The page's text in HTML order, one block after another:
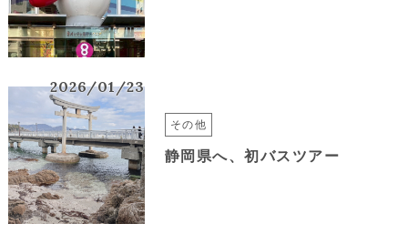
2026/01/23
その他
静岡県へ、初バスツアー